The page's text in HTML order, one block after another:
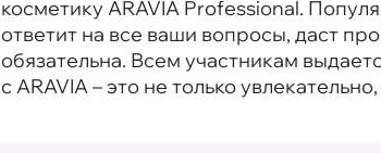
косметику ARAVIA Professional.
ответит на все ваши вопросы, даст
обязательна. Всем участникам
с ARAVIA – это не только